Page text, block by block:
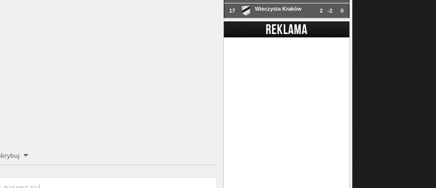
17 Wieczysta Kraków 2 -2 0
REKLAMA